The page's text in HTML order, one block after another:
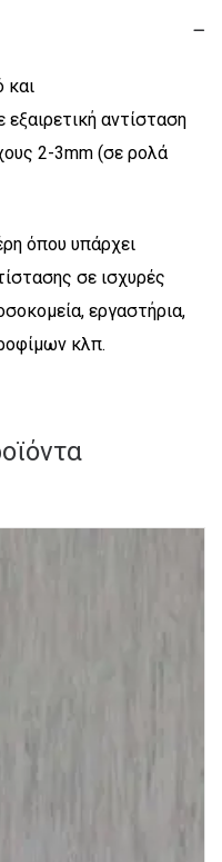
και
αντίσταση
2-3mm (σε ρολά
όπου υπάρχει
σε ισχυρές
εργαστήρια,
κλπ.